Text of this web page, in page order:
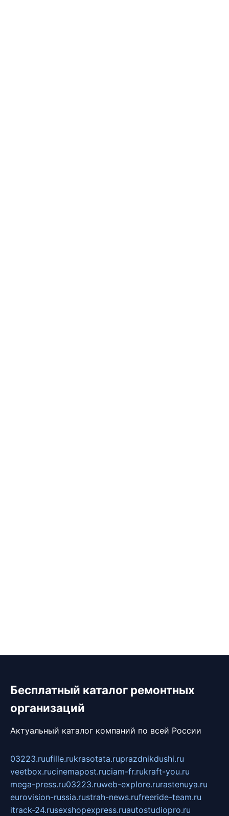
Бесплатный каталог ремонтных
организаций
Актуальный каталог компаний по всей России
03223.ruufille.rukrasotata.ruprazdnikdushi.ru
veetbox.rucinemapost.ruciam-fr.rukraft-you.ru
mega-press.ru03223.ruweb-explore.rurastenuya.ru
eurovision-russia.rustrah-news.rufreeride-team.ru
itrack-24.rusexshopexpress.ruautostudiopro.ru